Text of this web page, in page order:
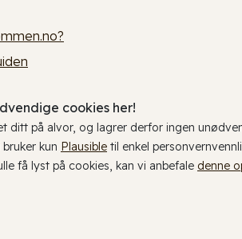
cookies her!
ditt på alvor, og lagrer derfor ingen
kun Plausible til enkel
få lyst på cookies, kan vi anbefale denne